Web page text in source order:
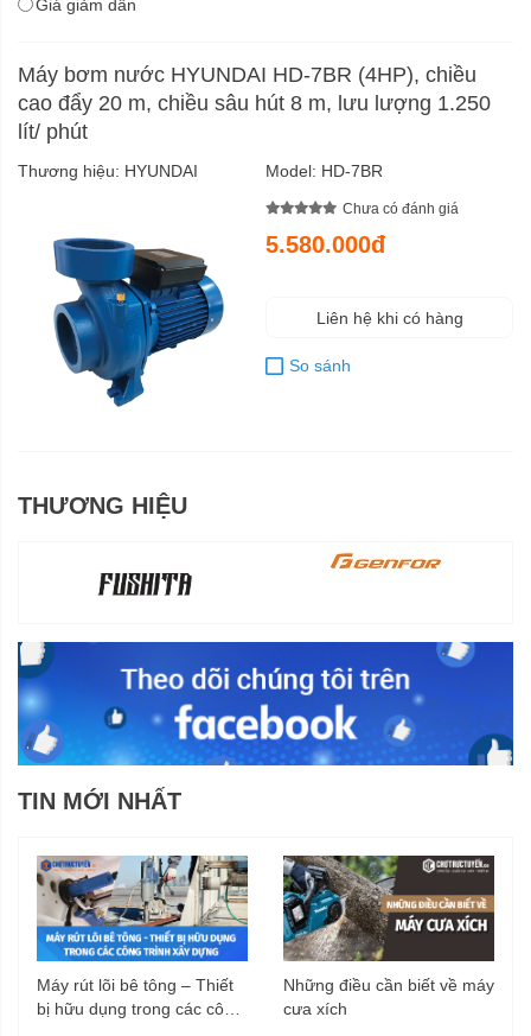
Giá giảm dần
Máy bơm nước HYUNDAI HD-7BR (4HP), chiều
cao đẩy 20 m, chiều sâu hút 8 m, lưu lượng 1.250
lít/ phút
Thương hiệu: HYUNDAI Model: HD-7BR
Chưa có đánh giá
5.580.000đ
Liên hệ khi có hàng
So sánh
THƯƠNG HIỆU
TIN MỚI NHẤT
Máy rút lõi bê tông – Thiết
bị hữu dụng trong các công
Những điều cần biết về máy
cưa xích